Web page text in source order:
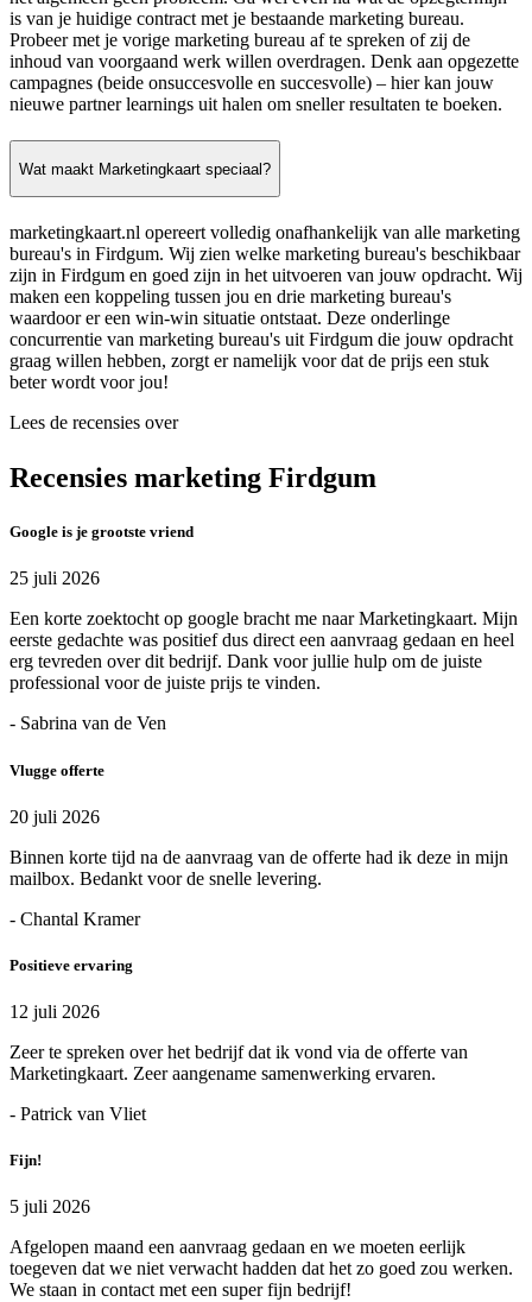
is van je huidige contract met je bestaande marketing bureau.
Probeer met je vorige marketing bureau af te spreken of zij de
inhoud van voorgaand werk willen overdragen. Denk aan opgezette
campagnes (beide onsuccesvolle en succesvolle) – hier kan jouw
nieuwe partner learnings uit halen om sneller resultaten te boeken.
Wat maakt Marketingkaart speciaal?
marketingkaart.nl opereert volledig onafhankelijk van alle marketing
bureau's in Firdgum. Wij zien welke marketing bureau's beschikbaar
zijn in Firdgum en goed zijn in het uitvoeren van jouw opdracht. Wij
maken een koppeling tussen jou en drie marketing bureau's
waardoor er een win-win situatie ontstaat. Deze onderlinge
concurrentie van marketing bureau's uit Firdgum die jouw opdracht
graag willen hebben, zorgt er namelijk voor dat de prijs een stuk
beter wordt voor jou!
Lees de recensies over
Recensies marketing Firdgum
Google is je grootste vriend
25 juli 2026
Een korte zoektocht op google bracht me naar Marketingkaart. Mijn
eerste gedachte was positief dus direct een aanvraag gedaan en heel
erg tevreden over dit bedrijf. Dank voor jullie hulp om de juiste
professional voor de juiste prijs te vinden.
- Sabrina van de Ven
Vlugge offerte
20 juli 2026
Binnen korte tijd na de aanvraag van de offerte had ik deze in mijn
mailbox. Bedankt voor de snelle levering.
- Chantal Kramer
Positieve ervaring
12 juli 2026
Zeer te spreken over het bedrijf dat ik vond via de offerte van
Marketingkaart. Zeer aangename samenwerking ervaren.
- Patrick van Vliet
Fijn!
5 juli 2026
Afgelopen maand een aanvraag gedaan en we moeten eerlijk
toegeven dat we niet verwacht hadden dat het zo goed zou werken.
We staan in contact met een super fijn bedrijf!